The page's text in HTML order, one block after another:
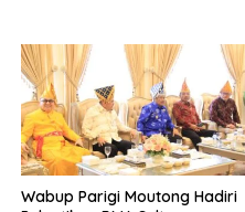
Wabup Parigi Moutong Hadiri